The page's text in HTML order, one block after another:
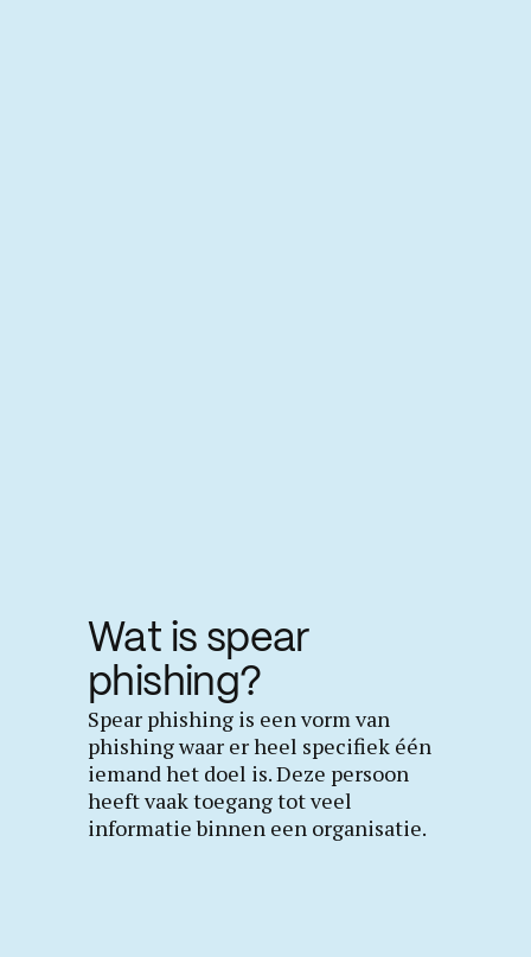
Wat is spear
phishing?
Spear phishing is een vorm van
phishing waar er heel specifiek één
iemand het doel is. Deze persoon
heeft vaak toegang tot veel
informatie binnen een organisatie.